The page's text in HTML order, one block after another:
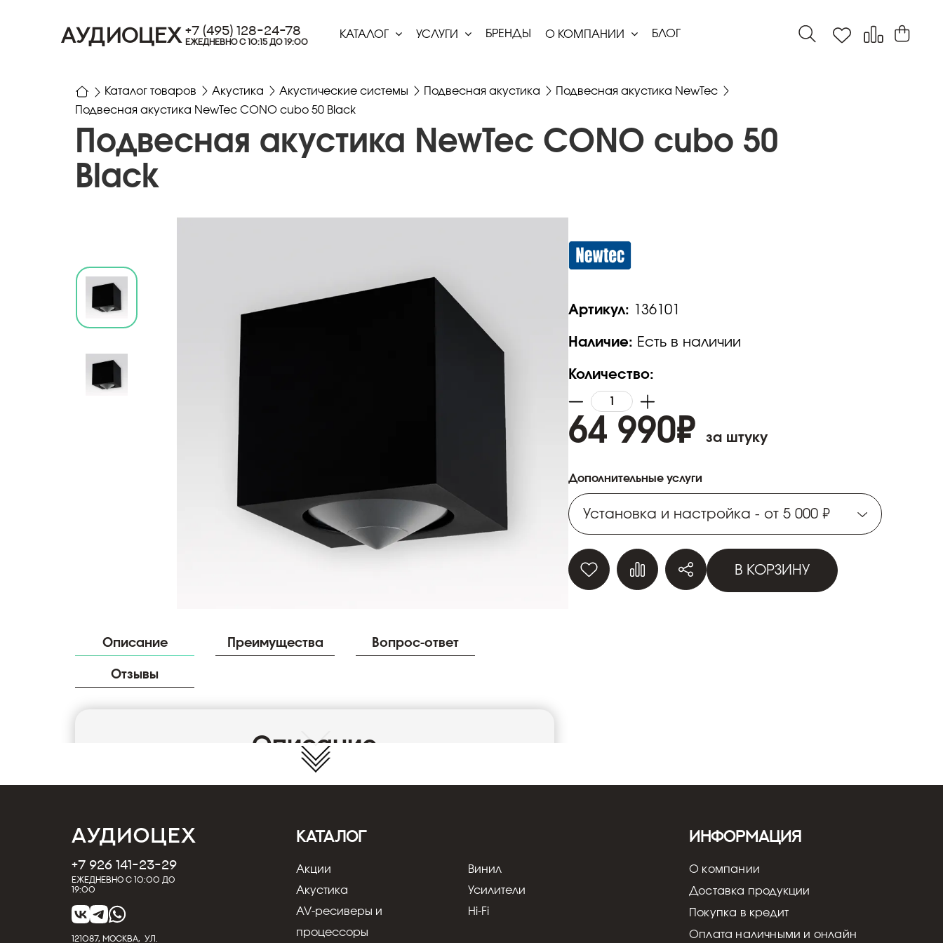
АУДИОЦЕХ +7 (495) 128-24-78
ЕЖЕДНЕВНО С 10:15 ДО 19:00
КАТАЛОГ УСЛУГИ БРЕНДЫ О КОМПАНИИ БЛОГ
Каталог товаров Акустика Акустические системы Подвесная акустика
Подвесная акустика NewTec
Подвесная акустика NewTec CONO cubo 50 Black
Подвесная акустика NewTec CONO cubo 50
Black
Описание Преимущества Вопрос-ответ
Отзывы
Описание
(Cono Cubo 50, V, M). Компактные габариты – 105 мм x 105 мм (Cono Cubo S) и 110 мм x
110 мм (Cono Cubo 50, V, M) – делают модели серии Cono Cubo удобным мощным
решением, дополняющим оформление потолка собственным особым дизайном.
Особенно хорошо брутальная форма корпуса смотрится на бетонных потолках. Cono
Cubo также можно разместить на стене.
Тип Полный диапазон 360°
Номинальная мощность 50 Вт / 90 Вт
Артикул: 136101
Наличие: Есть в наличии
Количество:
64 990₽ за штуку
Дополнительные услуги
Установка и настройка - от 5 000 ₽
Установка и настройка - от 5 000 ₽
Установка и настройка - от 5 000 ₽
В КОРЗИНУ
+7 926 141-23-29
Ежедневно с 10:00 до
19:00
121087, МОСКВА, УЛ.
КАТАЛОГ
Акции
Винил
Акустика
Усилители
AV-ресиверы и
процессоры
Hi-Fi
Информация
О компании
Доставка продукции
Покупка в кредит
Оплата наличными и онлайн